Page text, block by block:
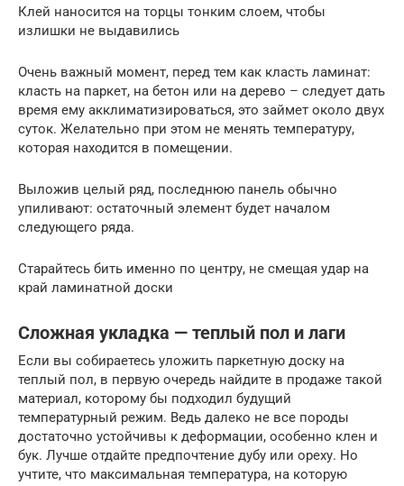
Клей наносится на торцы тонким слоем, чтобы
излишки не выдавились
Очень важный момент, перед тем как класть ламинат:
класть на паркет, на бетон или на дерево – следует дать
время ему акклиматизироваться, это займет около двух
суток. Желательно при этом не менять температуру,
которая находится в помещении.
Выложив целый ряд, последнюю панель обычно
упиливают: остаточный элемент будет началом
следующего ряда.
Старайтесь бить именно по центру, не смещая удар на
край ламинатной доски
Сложная укладка — теплый пол и лаги
Если вы собираетесь уложить паркетную доску на
теплый пол, в первую очередь найдите в продаже такой
материал, которому бы подходил будущий
температурный режим. Ведь далеко не все породы
достаточно устойчивы к деформации, особенно клен и
бук. Лучше отдайте предпочтение дубу или ореху. Но
учтите, что максимальная температура, на которую